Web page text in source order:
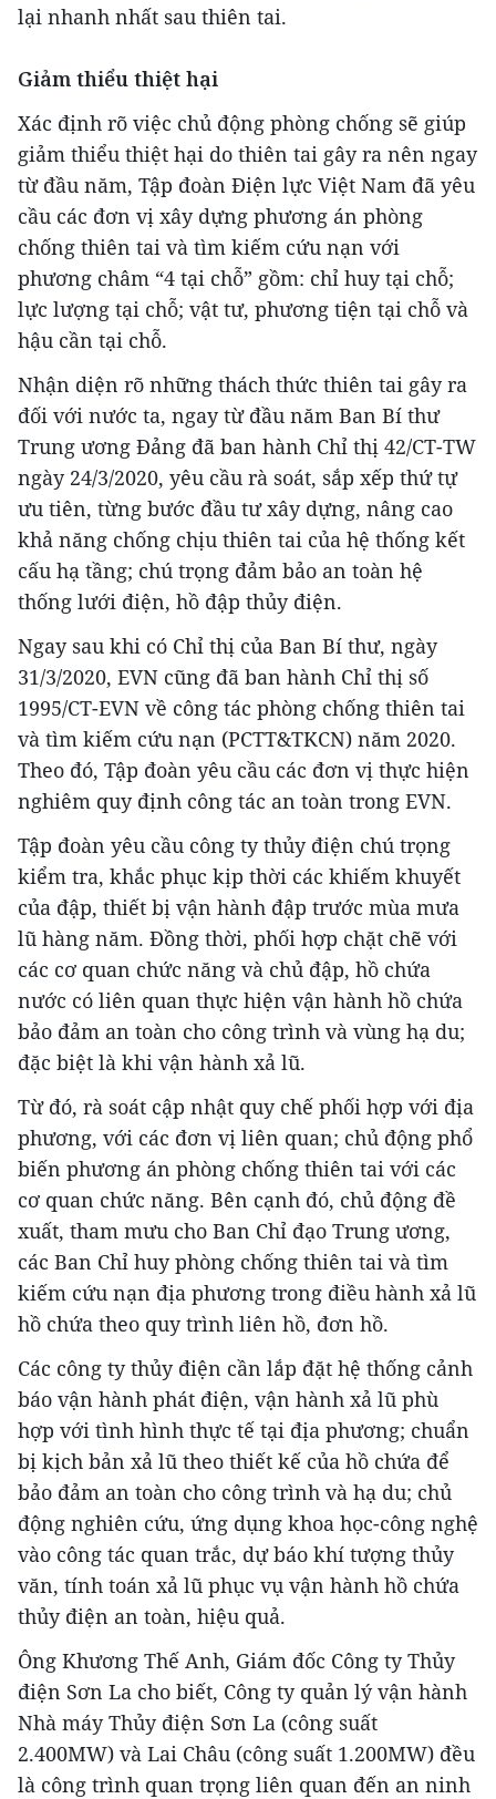
lại nhanh nhất sau thiên tai.
Giảm thiểu thiệt hại
Xác định rõ việc chủ động phòng chống sẽ giúp
giảm thiểu thiệt hại do thiên tai gây ra nên ngay
từ đầu năm, Tập đoàn Điện lực Việt Nam đã yêu
cầu các đơn vị xây dựng phương án phòng
chống thiên tai và tìm kiếm cứu nạn với
phương châm “4 tại chỗ” gồm: chỉ huy tại chỗ;
lực lượng tại chỗ; vật tư, phương tiện tại chỗ và
hậu cần tại chỗ.
Nhận diện rõ những thách thức thiên tai gây ra
đối với nước ta, ngay từ đầu năm Ban Bí thư
Trung ương Đảng đã ban hành Chỉ thị 42/CT-TW
ngày 24/3/2020, yêu cầu rà soát, sắp xếp thứ tự
ưu tiên, từng bước đầu tư xây dựng, nâng cao
khả năng chống chịu thiên tai của hệ thống kết
cấu hạ tầng; chú trọng đảm bảo an toàn hệ
thống lưới điện, hồ đập thủy điện.
Ngay sau khi có Chỉ thị của Ban Bí thư, ngày
31/3/2020, EVN cũng đã ban hành Chỉ thị số
1995/CT-EVN về công tác phòng chống thiên tai
và tìm kiếm cứu nạn (PCTT&TKCN) năm 2020.
Theo đó, Tập đoàn yêu cầu các đơn vị thực hiện
nghiêm quy định công tác an toàn trong EVN.
Tập đoàn yêu cầu công ty thủy điện chú trọng
kiểm tra, khắc phục kịp thời các khiếm khuyết
của đập, thiết bị vận hành đập trước mùa mưa
lũ hàng năm. Đồng thời, phối hợp chặt chẽ với
các cơ quan chức năng và chủ đập, hồ chứa
nước có liên quan thực hiện vận hành hồ chứa
bảo đảm an toàn cho công trình và vùng hạ du;
đặc biệt là khi vận hành xả lũ.
Từ đó, rà soát cập nhật quy chế phối hợp với địa
phương, với các đơn vị liên quan; chủ động phổ
biến phương án phòng chống thiên tai với các
cơ quan chức năng. Bên cạnh đó, chủ động đề
xuất, tham mưu cho Ban Chỉ đạo Trung ương,
các Ban Chỉ huy phòng chống thiên tai và tìm
kiếm cứu nạn địa phương trong điều hành xả lũ
hồ chứa theo quy trình liên hồ, đơn hồ.
Các công ty thủy điện cần lắp đặt hệ thống cảnh
báo vận hành phát điện, vận hành xả lũ phù
hợp với tình hình thực tế tại địa phương; chuẩn
bị kịch bản xả lũ theo thiết kế của hồ chứa để
bảo đảm an toàn cho công trình và hạ du; chủ
động nghiên cứu, ứng dụng khoa học-công nghệ
vào công tác quan trắc, dự báo khí tượng thủy
văn, tính toán xả lũ phục vụ vận hành hồ chứa
thủy điện an toàn, hiệu quả.
Ông Khương Thế Anh, Giám đốc Công ty Thủy
điện Sơn La cho biết, Công ty quản lý vận hành
Nhà máy Thủy điện Sơn La (công suất
2.400MW) và Lai Châu (công suất 1.200MW) đều
là công trình quan trọng liên quan đến an ninh